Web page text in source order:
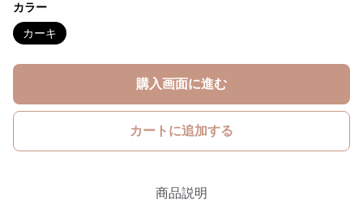
カラー
カーキ
購入画面に進む
カートに追加する
商品説明